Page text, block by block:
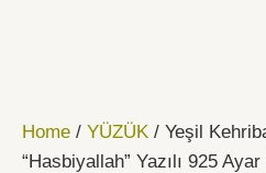
Home / YÜZÜK / Yeşil
“Hasbiyallah” Yazılı 925
i
Hat